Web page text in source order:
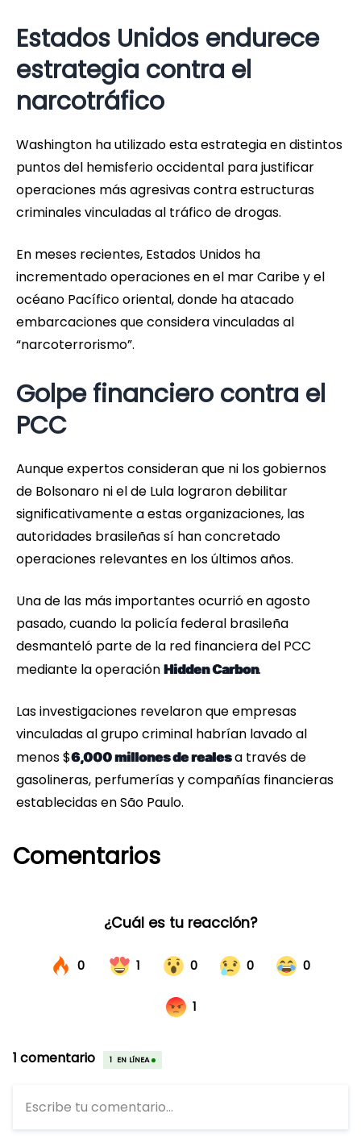
Estados Unidos endurece
estrategia contra el
narcotráfico
Washington ha utilizado esta estrategia en distintos
puntos del hemisferio occidental para justificar
operaciones más agresivas contra estructuras
criminales vinculadas al tráfico de drogas.
En meses recientes, Estados Unidos ha
incrementado operaciones en el mar Caribe y el
océano Pacífico oriental, donde ha atacado
embarcaciones que considera vinculadas al
“narcoterrorismo”.
Golpe financiero contra el
PCC
Aunque expertos consideran que ni los gobiernos
de Bolsonaro ni el de Lula lograron debilitar
significativamente a estas organizaciones, las
autoridades brasileñas sí han concretado
operaciones relevantes en los últimos años.
Una de las más importantes ocurrió en agosto
pasado, cuando la policía federal brasileña
desmanteló parte de la red financiera del PCC
mediante la operación Hidden Carbon.
Las investigaciones revelaron que empresas
vinculadas al grupo criminal habrían lavado al
menos $6,000 millones de realesa través de
gasolineras, perfumerías y compañías financieras
establecidas en São Paulo.
Comentarios